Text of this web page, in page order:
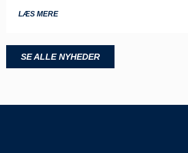
LÆS MERE
SE ALLE NYHEDER